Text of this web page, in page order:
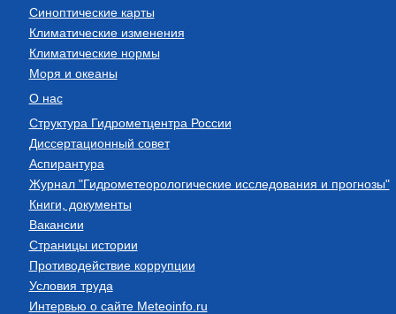
Синоптические карты
Климатические изменения
Климатические нормы
Моря и океаны
О нас
Структура Гидрометцентра России
Диссертационный совет
Аспирантура
Журнал "Гидрометеорологические исследования и прогнозы"
Книги, документы
Вакансии
Страницы истории
Противодействие коррупции
Условия труда
Интервью о сайте Meteoinfo.ru